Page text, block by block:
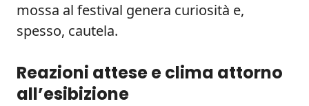
mossa al festival genera curiosità e,
spesso, cautela.
Reazioni attese e clima attorno
all’esibizione